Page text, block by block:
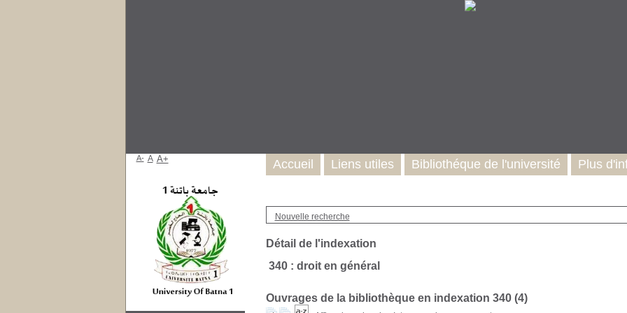
Nouvelle recherche
Détail de l'indexation
340 : droit en général
Ouvrages de la bibliothèque en indexation 340 (4)
Accueil Liens utiles Bibliothéque de l'université Plus
A- A A+